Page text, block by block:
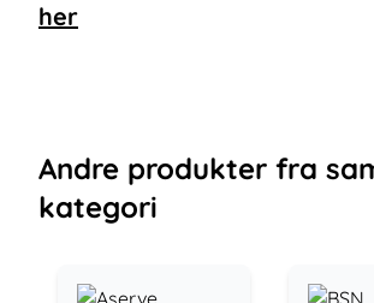
her
Andre produkter fra
kategori